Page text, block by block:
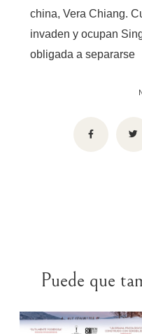
china, Vera Chiang.
invaden y ocupan
obligada a separarse
Puede que